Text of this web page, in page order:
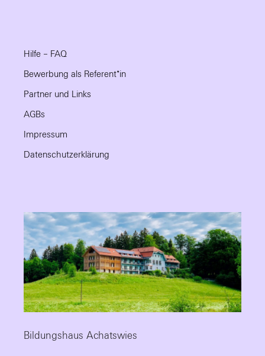
Hilfe – FAQ
Bewerbung als Referent*in
Partner und Links
AGBs
Impressum
Datenschutzerklärung
Bildungshaus Achatswies